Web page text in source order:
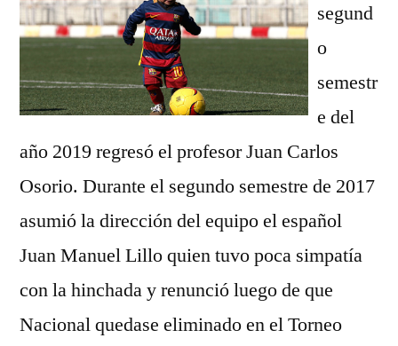
segund
o
semestr
e del
año 2019 regresó el profesor Juan Carlos
Osorio. Durante el segundo semestre de 2017
asumió la dirección del equipo el español
Juan Manuel Lillo quien tuvo poca simpatía
con la hinchada y renunció luego de que
Nacional quedase eliminado en el Torneo